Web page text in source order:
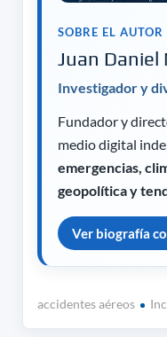
SOBRE EL AUTOR
Juan Daniel
Investigador y
Fundador y
medio digital
emergencias,
geopolítica y
Ver biografía
accidentes aéreos